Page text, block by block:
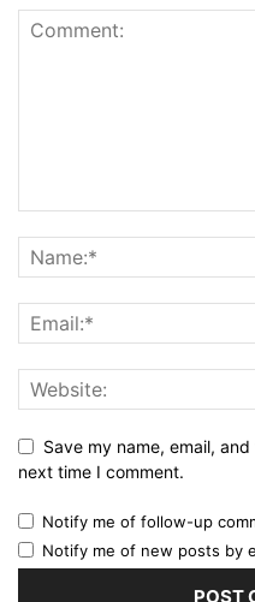
Save my name, email,
next time I comment.
Notify me of follow-up
Notify me of new posts by